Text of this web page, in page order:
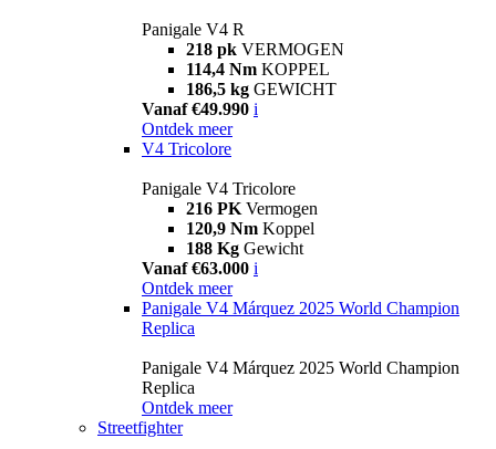
Panigale V4 R
218 pk VERMOGEN
114,4 Nm KOPPEL
186,5 kg GEWICHT
Vanaf €49.990 i
Ontdek meer
V4 Tricolore
Panigale V4 Tricolore
216 PK Vermogen
120,9 Nm Koppel
188 Kg Gewicht
Vanaf €63.000 i
Ontdek meer
Panigale V4 Márquez 2025 World Champion
Replica
Panigale V4 Márquez 2025 World Champion
Replica
Ontdek meer
Streetfighter